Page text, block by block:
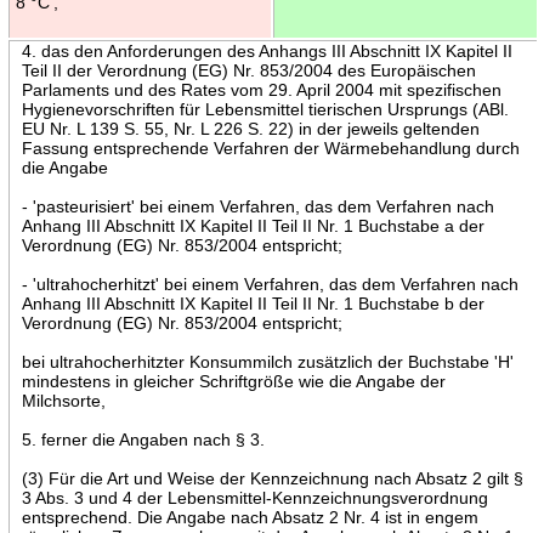
4. das den Anforderungen des Anhangs III Abschnitt IX Kapitel II
Teil II der Verordnung (EG) Nr. 853/2004 des Europäischen
Parlaments und des Rates vom 29. April 2004 mit spezifischen
Hygienevorschriften für Lebensmittel tierischen Ursprungs (ABl.
EU Nr. L 139 S. 55, Nr. L 226 S. 22) in der jeweils geltenden
Fassung entsprechende Verfahren der Wärmebehandlung durch
die Angabe
- 'pasteurisiert' bei einem Verfahren, das dem Verfahren nach
Anhang III Abschnitt IX Kapitel II Teil II Nr. 1 Buchstabe a der
Verordnung (EG) Nr. 853/2004 entspricht;
- 'ultrahocherhitzt' bei einem Verfahren, das dem Verfahren nach
Anhang III Abschnitt IX Kapitel II Teil II Nr. 1 Buchstabe b der
Verordnung (EG) Nr. 853/2004 entspricht;
bei ultrahocherhitzter Konsummilch zusätzlich der Buchstabe 'H'
mindestens in gleicher Schriftgröße wie die Angabe der
Milchsorte,
5. ferner die Angaben nach § 3.
(3) Für die Art und Weise der Kennzeichnung nach Absatz 2 gilt §
3 Abs. 3 und 4 der Lebensmittel-Kennzeichnungsverordnung
entsprechend. Die Angabe nach Absatz 2 Nr. 4 ist in engem